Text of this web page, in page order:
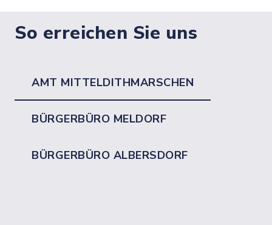
So erreichen Sie uns
AMT MITTELDITHMARSCHEN
BÜRGERBÜRO MELDORF
BÜRGERBÜRO ALBERSDORF